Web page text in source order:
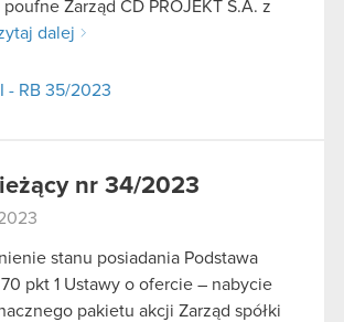
Zarząd CD PROJEKT S.A. z
dalej
- RB 35/2023
nr 34/2023
stanu posiadania Podstawa
pkt 1 Ustawy o ofercie – nabycie
pakietu akcji Zarząd spółki